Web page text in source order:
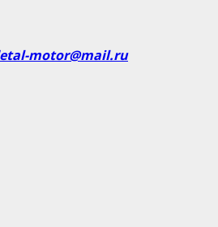
motor@mail.ru